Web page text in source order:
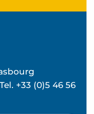
+33 (0)5 46 56